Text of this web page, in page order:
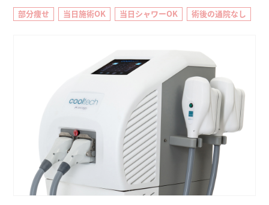
部分痩せ 当日施術OK 当日シャワーOK 術後の通院なし